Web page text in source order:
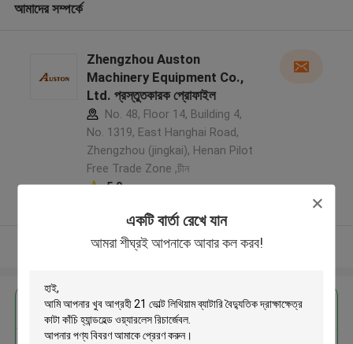
একটি বার্তা রেখে যান
আমরা শীঘ্রই আপনাকে আবার কল করব!
আমাদের সম্পর্কে
Zhengzhou Auston
Machinery Equipment Co.,
Ltd. প্রস্তুতকারক প্রোফাইল
No. 48, Floor 14, Building 4,
No. 1319, East Hanghai Road,
Zhengzhou (jingkai), Henan Pilot
Free Trade Zone ,চীন
5.0
আরো দেখুন
এর সেরা মূল্য পান